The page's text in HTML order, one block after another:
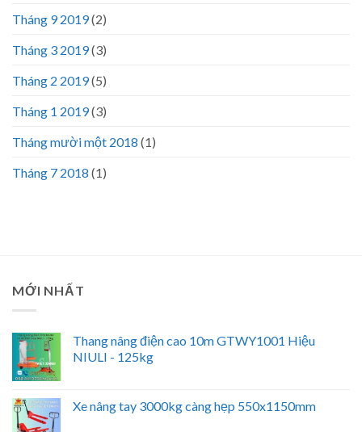
Tháng 9 2019(2)
Tháng 3 2019(3)
Tháng 2 2019(5)
Tháng 1 2019(3)
Tháng mười một 2018 (1)
Tháng 7 2018 (1)
MỚI NHẤT
Thang nâng điện cao 10m GTWY1001 Hiệu
NIULI - 125kg
Xe nâng tay 3000kg càng hẹp 550x1150mm